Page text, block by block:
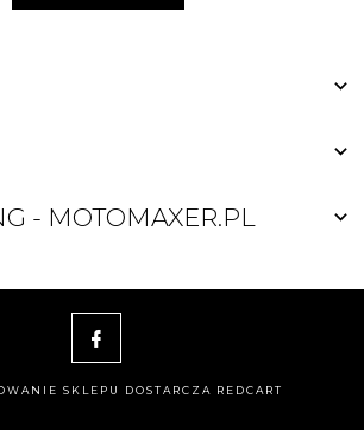
- MOTOMAXER.PL
SKLEPU DOSTARCZA REDCART